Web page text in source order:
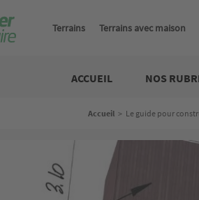
Terrains Terrains avec maison
ACCUEIL
NOS
Fil
Accueil > Le guide pour